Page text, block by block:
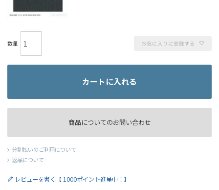
お気に入りに登録する
カートに入れる
商品についてのお問い合わせ
分割払いのご利用について
返品について
レビューを書く【 1000ポイント進呈中！】